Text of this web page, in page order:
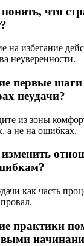
что
на избегание
неуверенности.
первые шаги
неудачи?
из зоны
а не на ошибках.
как часть
практики